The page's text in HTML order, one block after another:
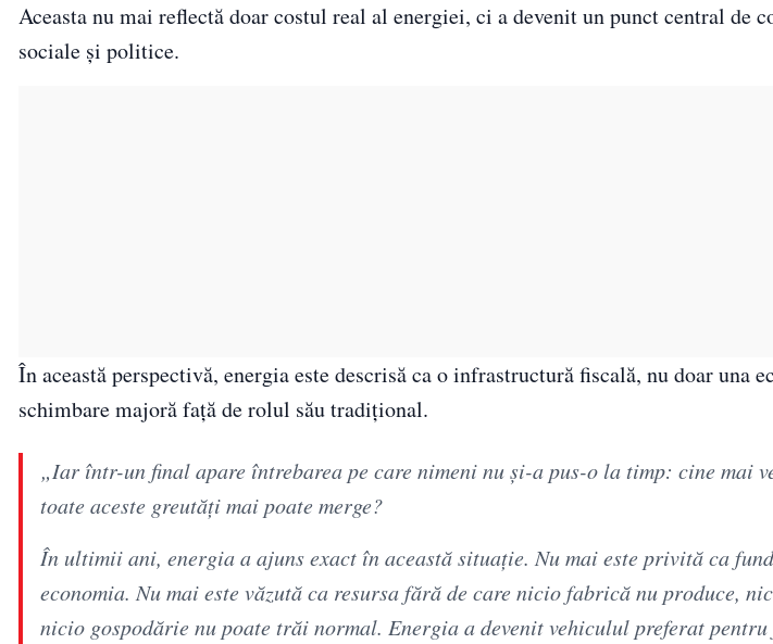
Aceasta nu mai reflectă doar costul real al energiei, ci a devenit un punct central de
sociale și politice.
În această perspectivă, energia este descrisă ca o infrastructură fiscală, nu doar una
schimbare majoră față de rolul său tradițional.
„Iar într-un final apare întrebarea pe care nimeni nu și-a pus-o la timp: cine mai
toate aceste greutăți mai poate merge?
În ultimii ani, energia a ajuns exact în această situație. Nu mai este privită ca
economia. Nu mai este văzută ca resursa fără de care nicio fabrică nu produce,
nicio gospodărie nu poate trăi normal. Energia a devenit vehiculul preferat